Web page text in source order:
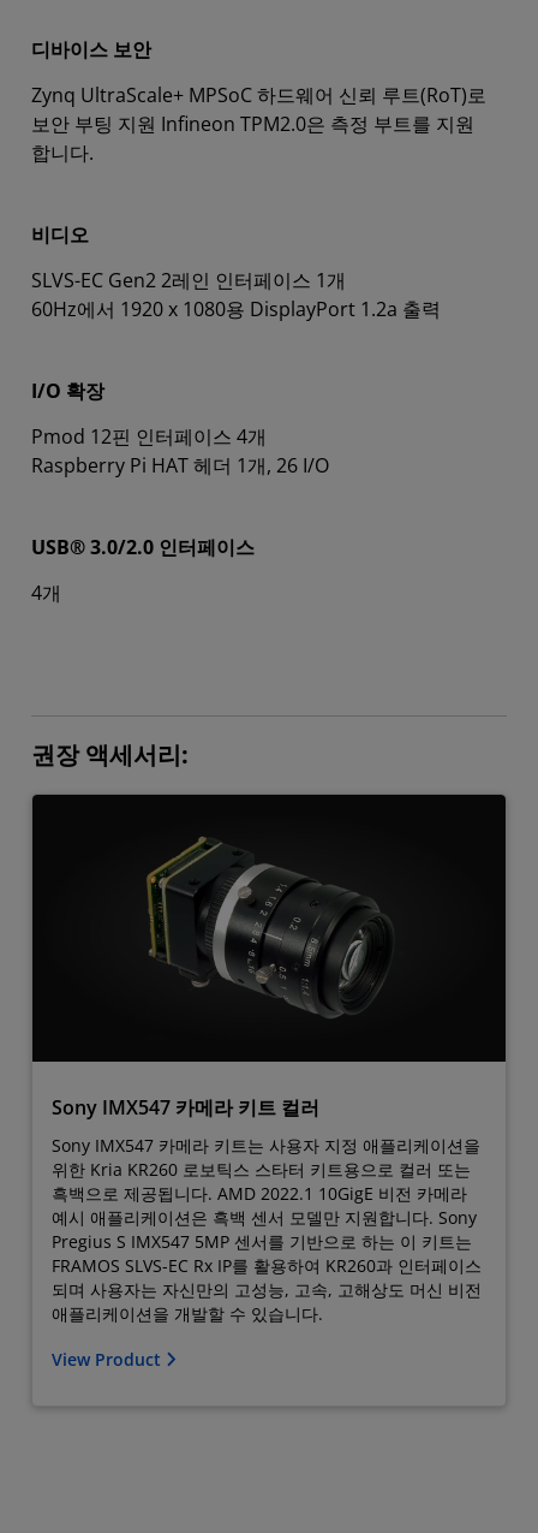
디바이스 보안
Zynq UltraScale+ MPSoC 하드웨어 신뢰 루트(RoT)로
보안 부팅 지원 Infineon TPM2.0은 측정 부트를 지원
합니다.
비디오
SLVS-EC Gen2 2레인 인터페이스 1개
60Hz에서 1920 x 1080용 DisplayPort 1.2a 출력
I/O 확장
Pmod 12핀 인터페이스 4개
Raspberry Pi HAT 헤더 1개, 26 I/O
USB® 3.0/2.0 인터페이스
4개
권장 액세서리:
Sony IMX547 카메라 키트 컬러
Sony IMX547 카메라 키트는 사용자 지정 애플리케이션을
위한 Kria KR260 로보틱스 스타터 키트용으로 컬러 또는
흑백으로 제공됩니다. AMD 2022.1 10GigE 비전 카메라
예시 애플리케이션은 흑백 센서 모델만 지원합니다. Sony
Pregius S IMX547 5MP 센서를 기반으로 하는 이 키트는
FRAMOS SLVS-EC Rx IP를 활용하여 KR260과 인터페이스
되며 사용자는 자신만의 고성능, 고속, 고해상도 머신 비전
애플리케이션을 개발할 수 있습니다.
View Product